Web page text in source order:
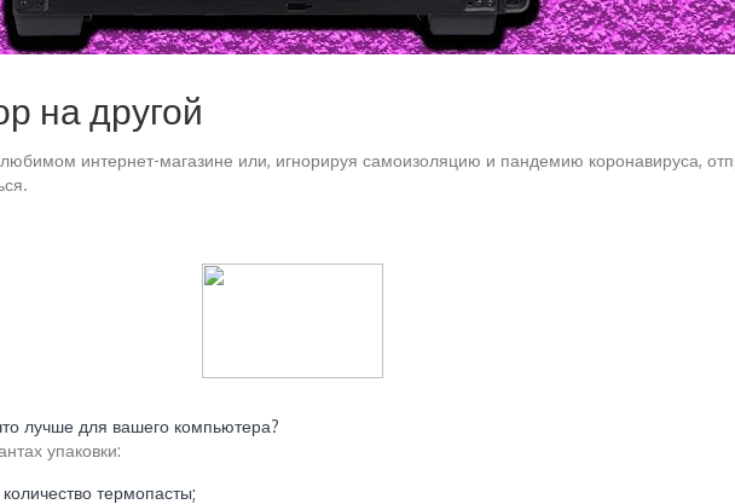
на другой
интернет-магазине или, игнорируя самоизоляцию и пандемию коронавируса,
лучше для вашего компьютера?
упаковки:
термопасты;